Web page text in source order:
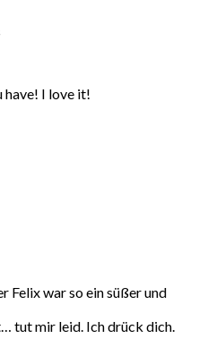
I love it!
Felix war so ein süßer und
tut mir leid. Ich drück dich.